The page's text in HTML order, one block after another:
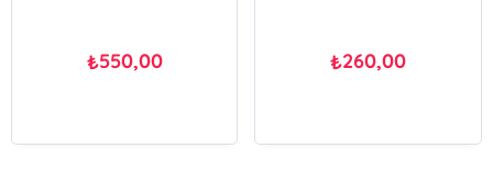
₺550,00 ₺260,00